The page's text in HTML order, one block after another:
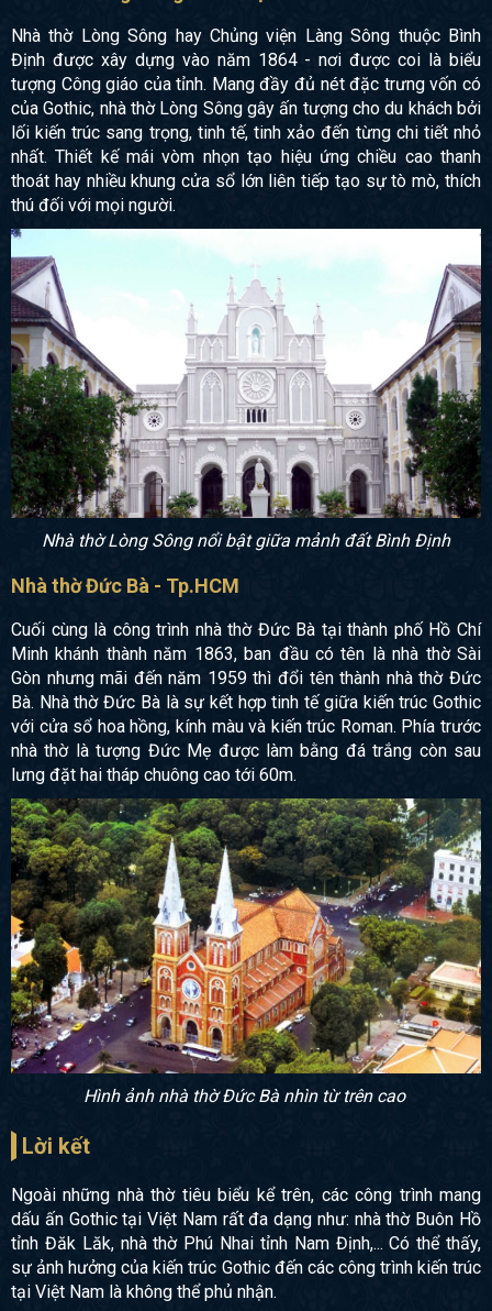
Nhà thờ Lòng Sông hay Chủng viện Làng Sông thuộc Bình
Định được xây dựng vào năm 1864 - nơi được coi là biểu
tượng Công giáo của tỉnh. Mang đầy đủ nét đặc trưng vốn có
của Gothic, nhà thờ Lòng Sông gây ấn tượng cho du khách bởi
lối kiến trúc sang trọng, tinh tế, tinh xảo đến từng chi tiết nhỏ
nhất. Thiết kế mái vòm nhọn tạo hiệu ứng chiều cao thanh
thoát hay nhiều khung cửa sổ lớn liên tiếp tạo sự tò mò, thích
thú đối với mọi người.
Nhà thờ Lòng Sông nổi bật giữa mảnh đất Bình Định
Nhà thờ Đức Bà - Tp.HCM
Cuối cùng là công trình nhà thờ Đức Bà tại thành phố Hồ Chí
Minh khánh thành năm 1863, ban đầu có tên là nhà thờ Sài
Gòn nhưng mãi đến năm 1959 thì đổi tên thành nhà thờ Đức
Bà. Nhà thờ Đức Bà là sự kết hợp tinh tế giữa kiến trúc Gothic
với cửa sổ hoa hồng, kính màu và kiến trúc Roman. Phía trước
nhà thờ là tượng Đức Mẹ được làm bằng đá trắng còn sau
lưng đặt hai tháp chuông cao tới 60m.
Hình ảnh nhà thờ Đức Bà nhìn từ trên cao
Lời kết
Ngoài những nhà thờ tiêu biểu kể trên, các công trình mang
dấu ấn Gothic tại Việt Nam rất đa dạng như: nhà thờ Buôn Hồ
tỉnh Đăk Lăk, nhà thờ Phú Nhai tỉnh Nam Định,... Có thể thấy,
sự ảnh hưởng của kiến trúc Gothic đến các công trình kiến trúc
tại Việt Nam là không thể phủ nhận.